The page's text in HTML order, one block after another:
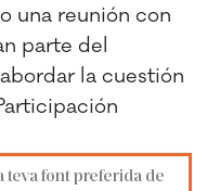
una reunión con
parte del
la cuestión
font preferida de